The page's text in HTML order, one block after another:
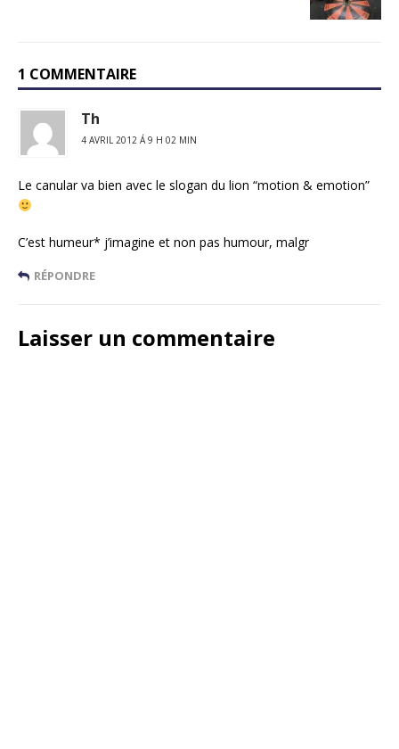
1 COMMENTAIRE
Th
4 AVRIL 2012 Á 9 H 02 MIN
Le canular va bien avec le slogan du lion “motion & emotion”
C’est humeur* j’imagine et non pas humour, malgr
RÉPONDRE
Laisser un commentaire